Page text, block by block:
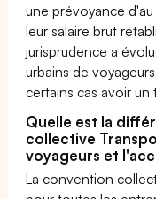
une prévoyance
leur salaire brut
jurisprudence a
urbains de
certains cas avoir un
Quelle est la
collective
voyageurs et
La convention